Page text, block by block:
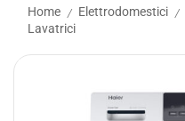
Home / Elettrodomestici /
Lavatrici